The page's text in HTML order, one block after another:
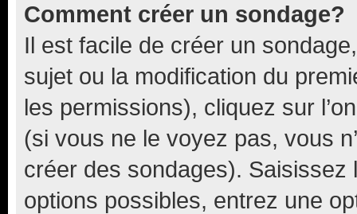
Comment créer un sondage?
Il est facile de créer un
sujet ou la modification du
les permissions), cliquez sur
(si vous ne le voyez pas, vous
créer des sondages).
options possibles, entrez une